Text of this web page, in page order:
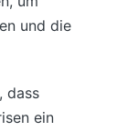
und die
dass
ein